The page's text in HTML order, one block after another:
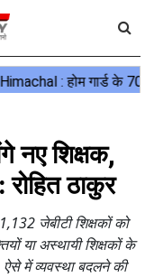
नए शिक्षक,
ठाकुर
जेबीटी शिक्षकों को
या अस्थायी शिक्षकों के
में व्यवस्था बदलने की